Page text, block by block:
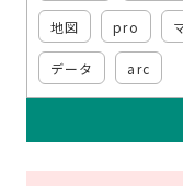
地図 pro
データ arc